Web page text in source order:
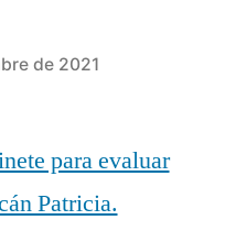
de 2021